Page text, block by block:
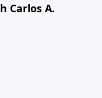
Carlos A.